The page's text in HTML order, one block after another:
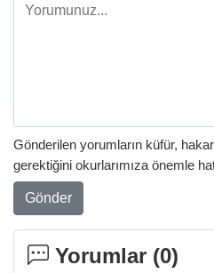
Gönderilen yorumların küfür,
gerektiğini okurlarımıza önemle
Gönder
Yorumlar (0)